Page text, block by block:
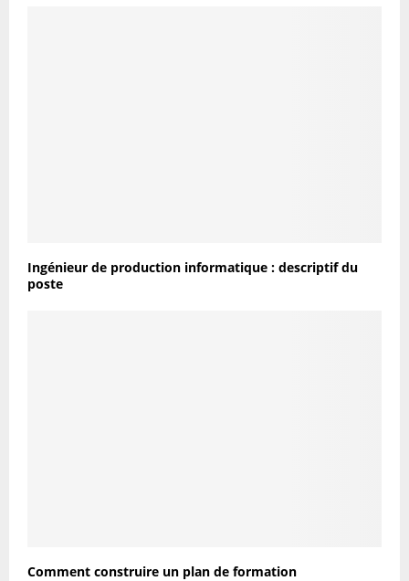
Ingénieur de production informatique : descriptif du
poste
Comment construire un plan de formation